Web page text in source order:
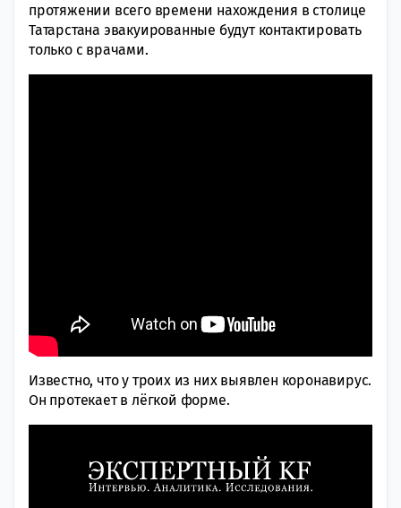
протяжении всего времени нахождения в столице
Татарстана эвакуированные будут контактировать
только с врачами.
Известно, что у троих из них выявлен коронавирус.
Он протекает в лёгкой форме.